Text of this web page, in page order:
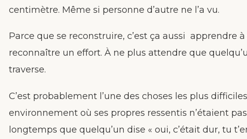
centimètre. Même si personne d’autre ne l’a vu.
Parce que se reconstruire, c’est ça aussi apprendre à
reconnaître un effort. À ne plus attendre que
traverse.
C’est probablement l’une des choses les plus
environnement où ses propres ressentis n’étaient
longtemps que quelqu’un dise « oui, c’était dur, tu